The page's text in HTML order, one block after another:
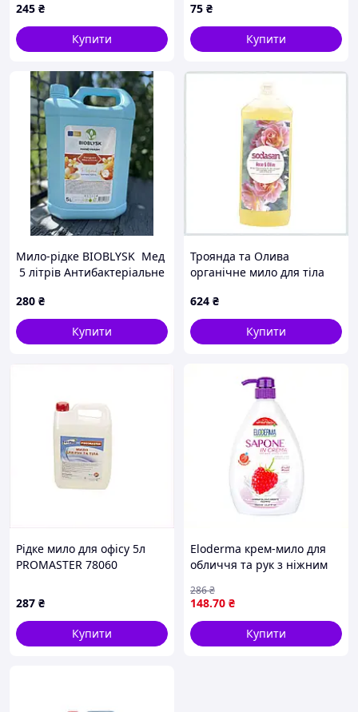
DeLaMark 500 мл
M816H3K903
245 ₴
Купити
ТМ GALAX
75 ₴
Купити
Мило-рідке BIOBLYSK Мед
5 літрів Антибактеріальне
280 ₴
Купити
Троянда та Олива
органічне мило для тіла
624 ₴
Купити
Рідке мило для офісу 5л
PROMASTER 78060
287 ₴
Купити
Eloderma крем-мило для
обличчя та рук з ніжним
7B723E46A3
148.70 ₴
286₴
Купити